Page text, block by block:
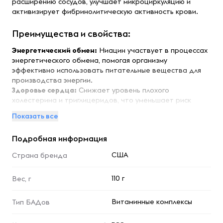
активизирует фибринолитическую активность крови.
Преимущества и свойства:
Энергетический обмен: Ниацин участвует в процессах
энергетического обмена, помогая организму
эффективно использовать питательные вещества для
производства энергии.
Здоровье сердца: Снижает уровень плохого
холестерина и триглицеридов, что уменьшает риск
работу сердца.
аминокислот, что способствует нормализации
гемоглобина.
желудочного сока и ферментов в печени и
пищеварению.
Показать все
Подробная информация
Страна бренда США
Вес, г 110 г
Тип БАДов Витаминные комплексы